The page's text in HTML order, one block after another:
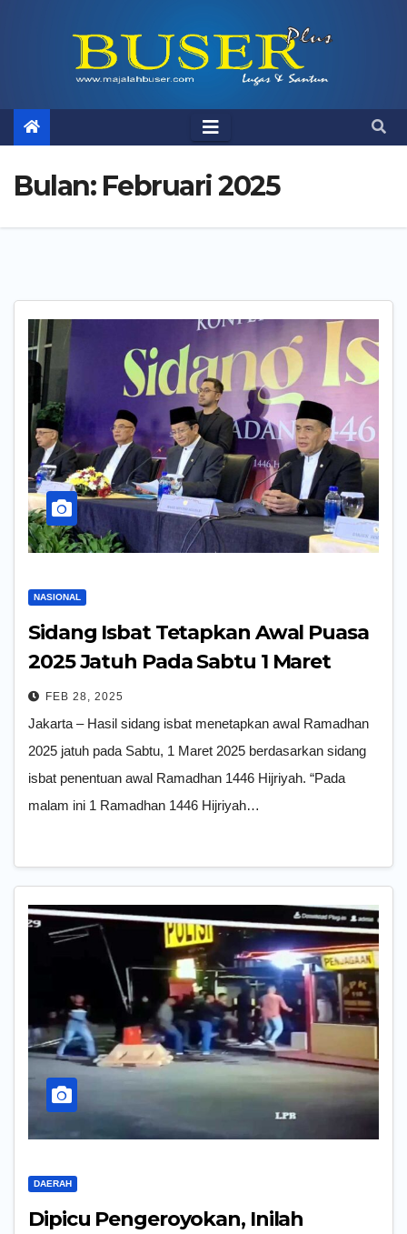
Bulan: Februari 2025
NASIONAL
Sidang Isbat Tetapkan Awal Puasa
2025 Jatuh Pada Sabtu 1 Maret
FEB 28, 2025
Jakarta – Hasil sidang isbat menetapkan awal Ramadhan
2025 jatuh pada Sabtu, 1 Maret 2025 berdasarkan sidang
isbat penentuan awal Ramadhan 1446 Hijriyah. “Pada
malam ini 1 Ramadhan 1446 Hijriyah…
DAERAH
Dipicu Pengeroyokan, Inilah